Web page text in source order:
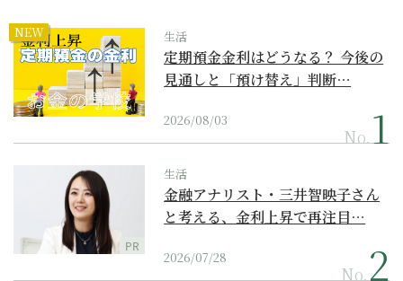
NEW 生活
定期預金金利はどうなる？ 今後の
見通しと「預け替え」判断…
2026/08/03
No.
PR
生活
金融アナリスト・三井智映子さん
と考える、金利上昇で再注目…
2026/07/28
No.